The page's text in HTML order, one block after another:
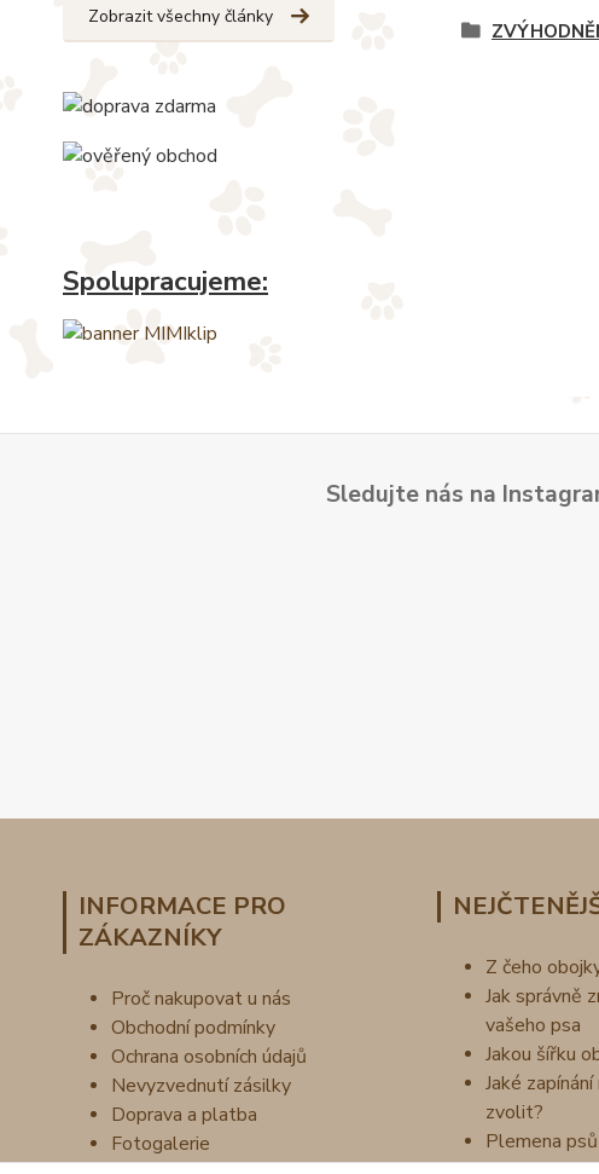
Zobrazit všechny články
Spolupracujeme:
Sledujte nás na
INFORMACE PRO
ZÁKAZNÍKY
Proč nakupovat u nás
Obchodní podmínky
Ochrana osobních údajů
Nevyzvednutí zásilky
Doprava a platba
Fotogalerie
Z čeho
Jak správně
vašeho psa
Jakou šířku
Jaké
zvolit?
Plemena psů